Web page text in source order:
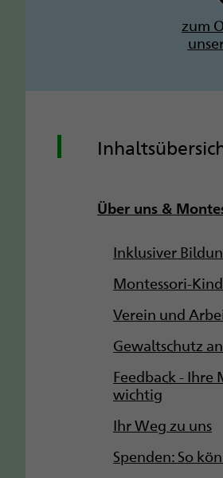
zum
Über uns &
Inklusiver
Montessori-
Verein und
Gewaltschutz
Feedback - Ihre
wichtig
Ihr Weg zu uns
Spenden: So